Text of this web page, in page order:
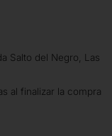
Salto del Negro, Las
al finalizar la compra